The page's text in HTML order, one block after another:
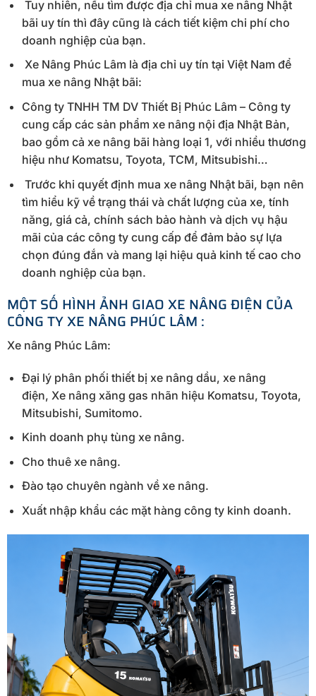
Tuy nhiên, nếu tìm được địa chỉ mua xe nâng Nhật
bãi uy tín thì đây cũng là cách tiết kiệm chi phí cho
doanh nghiệp của bạn.
Xe Nâng Phúc Lâm là địa chỉ uy tín tại Việt Nam để
mua xe nâng Nhật bãi:
Công ty TNHH TM DV Thiết Bị Phúc Lâm – Công ty
cung cấp các sản phẩm xe nâng nội địa Nhật Bản,
bao gồm cả xe nâng bãi hàng loại 1, với nhiều thương
hiệu như Komatsu, Toyota, TCM, Mitsubishi…
Trước khi quyết định mua xe nâng Nhật bãi, bạn nên
tìm hiểu kỹ về trạng thái và chất lượng của xe, tính
năng, giá cả, chính sách bảo hành và dịch vụ hậu
mãi của các công ty cung cấp để đảm bảo sự lựa
chọn đúng đắn và mang lại hiệu quả kinh tế cao cho
doanh nghiệp của bạn.
MỘT SỐ HÌNH ẢNH GIAO XE NÂNG ĐIỆN CỦA
CÔNG TY XE NÂNG PHÚC LÂM :
Xe nâng Phúc Lâm:
Đại lý phân phối thiết bị xe nâng dầu, xe nâng
điện, Xe nâng xăng gas nhãn hiệu Komatsu, Toyota,
Mitsubishi, Sumitomo.
Kinh doanh phụ tùng xe nâng.
Cho thuê xe nâng.
Đào tạo chuyên ngành về xe nâng.
Xuất nhập khẩu các mặt hàng công ty kinh doanh.